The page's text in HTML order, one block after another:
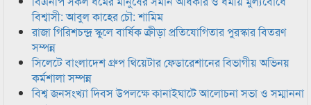
বিশ্বাসী: আবুল কাহের চৌ: শামিম
রাজা গিরিশচন্দ্র স্কুলে বার্ষিক ক্রীড়া প্রতিযোগিতার পুরস্কার বিতরণ
সম্পন্ন
সিলেটে বাংলাদেশ গ্রুপ থিয়েটার ফেডারেশানের বিভাগীয় অভিনয়
কর্মশালা সম্পন্ন
বিশ্ব জনসংখ্যা দিবস উপলক্ষে কানাইঘাটে আলোচনা সভা ও সম্মাননা